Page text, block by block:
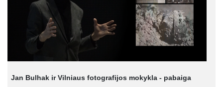
Jan Bulhak ir Vilniaus fotografijos mokykla - pabaiga